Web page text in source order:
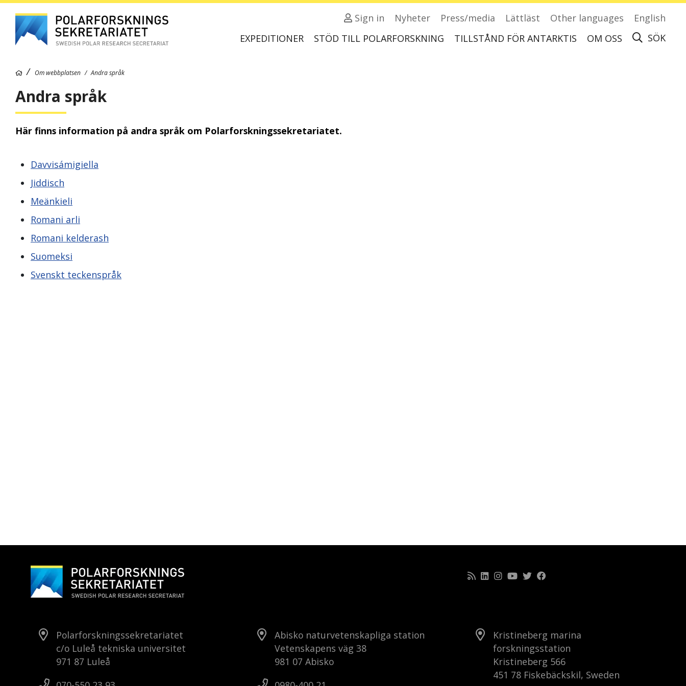
Sign in Nyheter Press/media Lättläst Other languages
English
EXPEDITIONER
STÖD TILL POLARFORSKNING TILLSTÅND FÖR ANTARKTIS OM OSS SÖK
Om webbplatsen Andra språk
Andra språk
Här finns information på andra språk om Polarforskningssekretariatet.
Davvisámigiella
Jiddisch
Meänkieli
Romani arli
Romani kelderash
Suomeksi
Svenskt teckenspråk
Polarforskningssekretariatet
c/o Luleå tekniska universitet
971 87 Luleå
Abisko naturvetenskapliga station
Vetenskapens väg 38
981 07 Abisko
Kristineberg marina
forskningsstation
Kristineberg 566
451 78 Fiskebäckskil, Sweden